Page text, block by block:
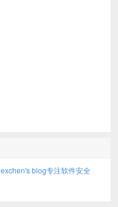
exchen's blog专注软件安全